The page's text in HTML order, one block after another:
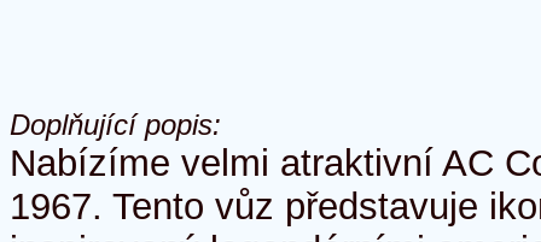
Doplňující popis:
Nabízíme velmi atraktivní AC
1967. Tento vůz představuje